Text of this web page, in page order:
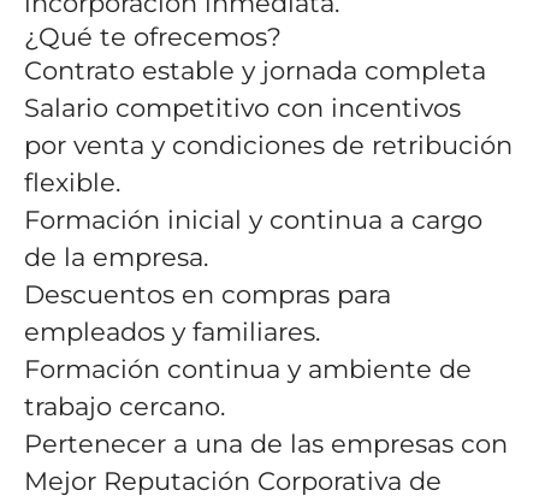
¿Qué te ofrecemos?
Contrato estable y jornada completa
Salario competitivo con incentivos
por venta y condiciones de retribución
flexible.
Formación inicial y continua a cargo
de la empresa.
Descuentos en compras para
empleados y familiares.
Formación continua y ambiente de
trabajo cercano.
Pertenecer a una de las empresas con
Mejor Reputación Corporativa de